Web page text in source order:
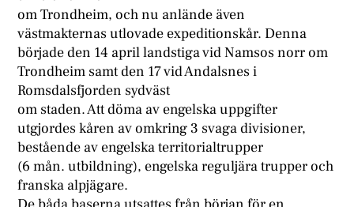
om Trondheim, och nu anlände även
västmakternas utlovade expeditionskår. Denna
började den 14 april landstiga vid Namsos norr om
Trondheim samt den 17 vid Andalsnes i
Romsdalsfjorden sydväst
om staden. Att döma av engelska uppgifter
utgjordes kåren av omkring 3 svaga divisioner,
bestående av engelska territorialtrupper
(6 mån. utbildning), engelska reguljära trupper och
franska alpjägare.